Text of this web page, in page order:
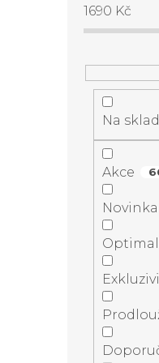
1690 Kč
Na
Akce
Novinka
Optimal